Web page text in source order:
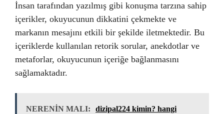
İnsan tarafından yazılmış gibi konuşma tarzına sahip
içerikler, okuyucunun dikkatini çekmekte ve
markanın mesajını etkili bir şekilde iletmektedir. Bu
içeriklerde kullanılan retorik sorular, anekdotlar ve
metaforlar, okuyucunun içeriğe bağlanmasını
sağlamaktadır.
NERENİN MALI:
dizipal224 kimin? hangi